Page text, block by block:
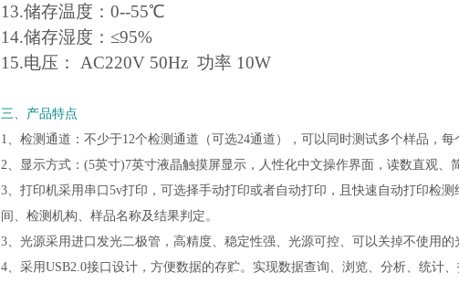
13.储存温度：0--55℃
14.储存湿度：≤95%
15.电压： AC220V 50Hz 功率 10W
三、产品特点
1、检测通道：不少于12个检测通道（可选24通道），可以同时测试多个样品，
2、显示方式：(5英寸)7英寸液晶触摸屏显示，人性化中文操作界面，读数直观、
3、打印机采用串口5v打印，可选择手动打印或者自动打印，且快速自动打印检
间、检测机构、样品名称及结果判定。
3、光源采用进口发光二极管，高精度、稳定性强、光源可控、可以关掉不使用的
4、采用USB2.0接口设计，方便数据的存贮。实现数据查询、浏览、分析、统计、